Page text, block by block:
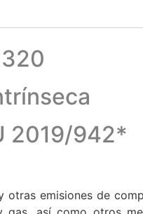
2019/942*
otras emisiones de